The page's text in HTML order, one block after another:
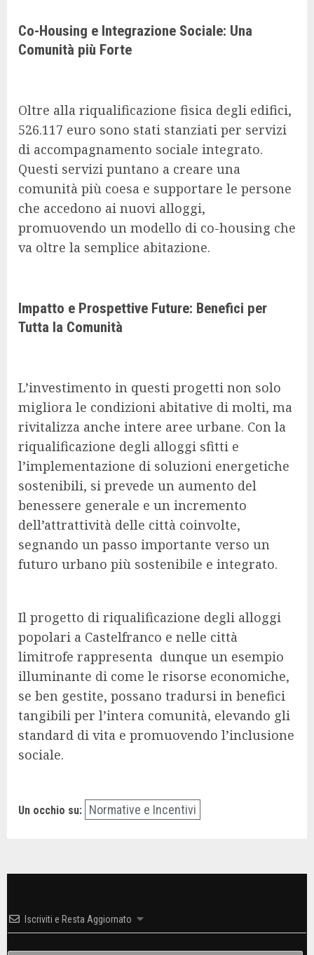
Co-Housing e Integrazione Sociale: Una
Comunità più Forte
Oltre alla riqualificazione fisica degli edifici,
526.117 euro sono stati stanziati per servizi
di accompagnamento sociale integrato.
Questi servizi puntano a creare una
comunità più coesa e supportare le persone
che accedono ai nuovi alloggi,
promuovendo un modello di co-housing che
va oltre la semplice abitazione.
Impatto e Prospettive Future: Benefici per
Tutta la Comunità
L’investimento in questi progetti non solo
migliora le condizioni abitative di molti, ma
rivitalizza anche intere aree urbane. Con la
riqualificazione degli alloggi sfitti e
l’implementazione di soluzioni energetiche
sostenibili, si prevede un aumento del
benessere generale e un incremento
dell’attrattività delle città coinvolte,
segnando un passo importante verso un
futuro urbano più sostenibile e integrato.
Il progetto di riqualificazione degli alloggi
popolari a Castelfranco e nelle città
limitrofe rappresenta dunque un esempio
illuminante di come le risorse economiche,
se ben gestite, possano tradursi in benefici
tangibili per l’intera comunità, elevando gli
standard di vita e promuovendo l’inclusione
sociale.
Un occhio su: Normative e Incentivi
Iscriviti e Resta Aggiornato